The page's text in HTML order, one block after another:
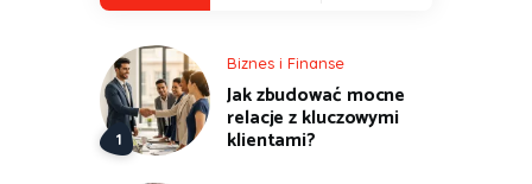
Biznes i Finanse
Jak zbudować mocne
relacje z kluczowymi
klientami?